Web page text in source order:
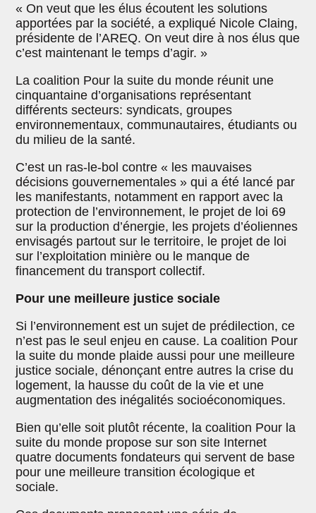
« On veut que les élus écoutent les solutions
apportées par la société, a expliqué Nicole Claing,
présidente de l’AREQ. On veut dire à nos élus que
c’est maintenant le temps d’agir. »
La coalition Pour la suite du monde réunit une
cinquantaine d’organisations représentant
différents secteurs: syndicats, groupes
environnementaux, communautaires, étudiants ou
du milieu de la santé.
C’est un ras-le-bol contre « les mauvaises
décisions gouvernementales » qui a été lancé par
les manifestants, notamment en rapport avec la
protection de l’environnement, le projet de loi 69
sur la production d’énergie, les projets d’éoliennes
envisagés partout sur le territoire, le projet de loi
sur l’exploitation minière ou le manque de
financement du transport collectif.
Pour une meilleure justice sociale
Si l’environnement est un sujet de prédilection, ce
n’est pas le seul enjeu en cause. La coalition Pour
la suite du monde plaide aussi pour une meilleure
justice sociale, dénonçant entre autres la crise du
logement, la hausse du coût de la vie et une
augmentation des inégalités socioéconomiques.
Bien qu’elle soit plutôt récente, la coalition Pour la
suite du monde propose sur son site Internet
quatre documents fondateurs qui servent de base
pour une meilleure transition écologique et
sociale.